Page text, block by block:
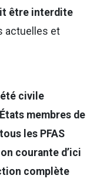
être interdite
actuelles et
civile
membres de
les PFAS
courante d’ici
complète